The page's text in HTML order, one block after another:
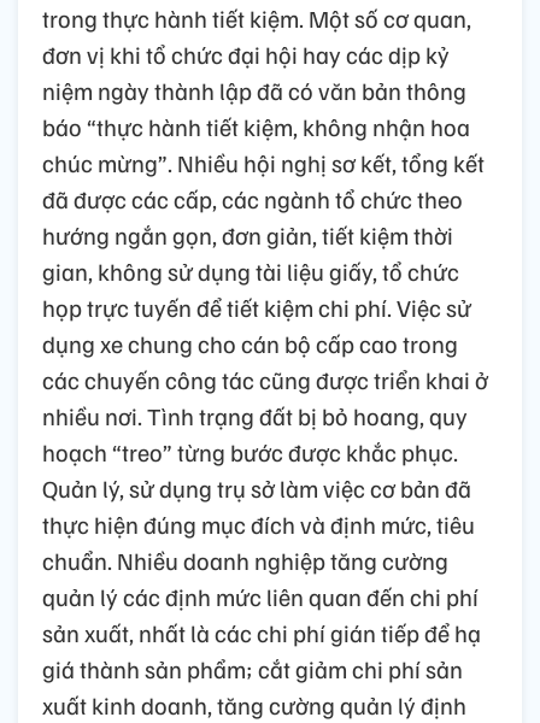
trong thực hành tiết kiệm. Một số cơ quan,
đơn vị khi tổ chức đại hội hay các dịp kỷ
niệm ngày thành lập đã có văn bản thông
báo “thực hành tiết kiệm, không nhận hoa
chúc mừng”. Nhiều hội nghị sơ kết, tổng kết
đã được các cấp, các ngành tổ chức theo
hướng ngắn gọn, đơn giản, tiết kiệm thời
gian, không sử dụng tài liệu giấy, tổ chức
họp trực tuyến để tiết kiệm chi phí. Việc sử
dụng xe chung cho cán bộ cấp cao trong
các chuyến công tác cũng được triển khai ở
nhiều nơi. Tình trạng đất bị bỏ hoang, quy
hoạch “treo” từng bước được khắc phục.
Quản lý, sử dụng trụ sở làm việc cơ bản đã
thực hiện đúng mục đích và định mức, tiêu
chuẩn. Nhiều doanh nghiệp tăng cường
quản lý các định mức liên quan đến chi phí
sản xuất, nhất là các chi phí gián tiếp để hạ
giá thành sản phẩm; cắt giảm chi phí sản
xuất kinh doanh, tăng cường quản lý định